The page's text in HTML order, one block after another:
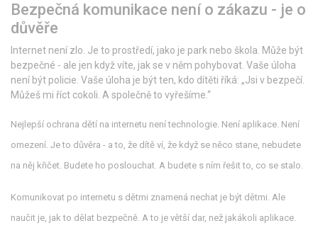
Bezpečná komunikace není o zákazu - je o
důvěře
Internet není zlo. Je to prostředí, jako je park nebo škola. Může být
bezpečné - ale jen když víte, jak se v něm pohybovat. Vaše úloha
není být policie. Vaše úloha je být ten, kdo dítěti říká: „Jsi v bezpečí.
Můžeš mi říct cokoli. A společně to vyřešíme.“
Nejlepší ochrana dětí na internetu není technologie. Není aplikace. Není
omezení. Je to důvěra - a to, že dítě ví, že když se něco stane, nebudete
na něj křičet. Budete ho poslouchat. A budete s ním řešit to, co se stalo.
Komunikovat po internetu s dětmi znamená nechat je být dětmi. Ale
naučit je, jak to dělat bezpečně. A to je větší dar, než jakákoli aplikace.